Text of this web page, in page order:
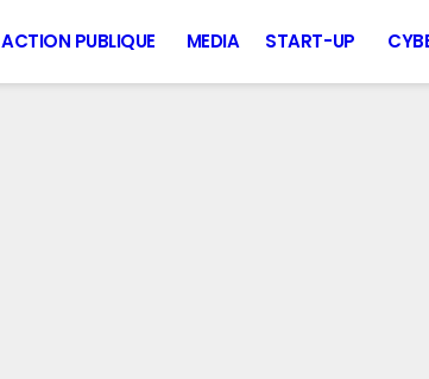
ACTION PUBLIQUE MEDIA START-UP